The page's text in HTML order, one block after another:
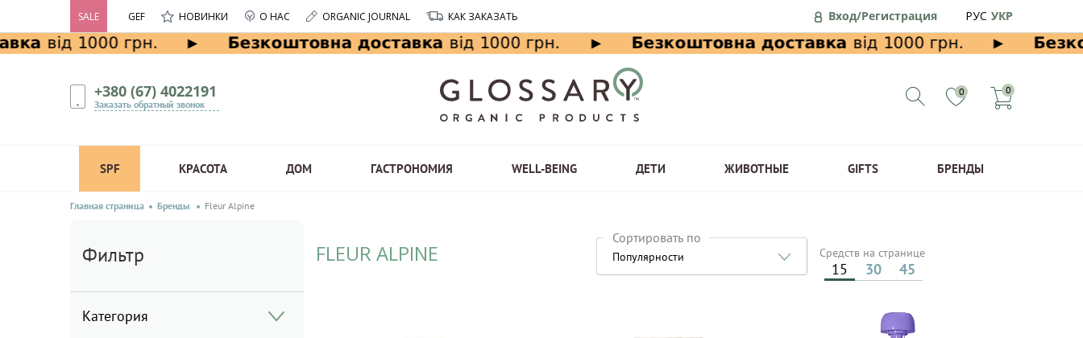
SALE GEF НОВИНКИ О НАС ORGANIC JOURNAL КАК ЗАКАЗАТЬ Вход/Регистрация РУС УКР
+380 (67) 4022191
Заказать обратный звонок
0 0
SPF КРАСОТА ДОМ ГАСТРОНОМИЯ WELL-BEING ДЕТИ ЖИВОТНЫЕ GIFTS БРЕНДЫ
Главная страница Бренды Fleur Alpine
Фильтр
Категория
FLEUR ALPINE
Сортировать по
Популярности Средств на странице
15 30 45